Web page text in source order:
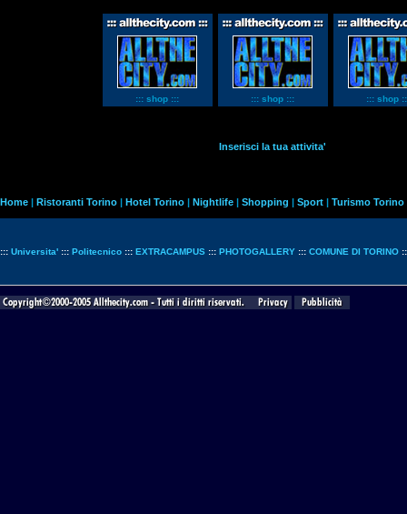
::: shop ::: ::: shop ::: ::: shop
Inserisci la tua attivita'
Home | Ristoranti Torino | Hotel Torino | Nightlife | Shopping | Sport | Turismo Torino
::: Universita' ::: Politecnico ::: EXTRACAMPUS ::: PHOTOGALLERY ::: COMUNE DI TORINO